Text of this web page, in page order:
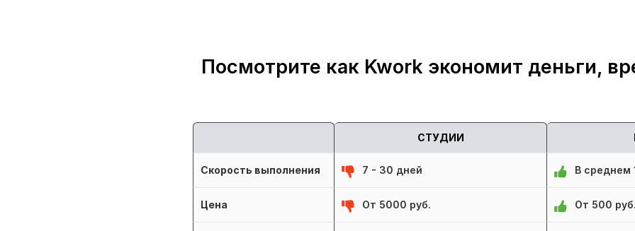
Посмотрите как Kwork экономит деньги,
СТУДИИ
Скорость выполнения 7 - 30 дней В среднем
Цена От 5000 руб. От 500